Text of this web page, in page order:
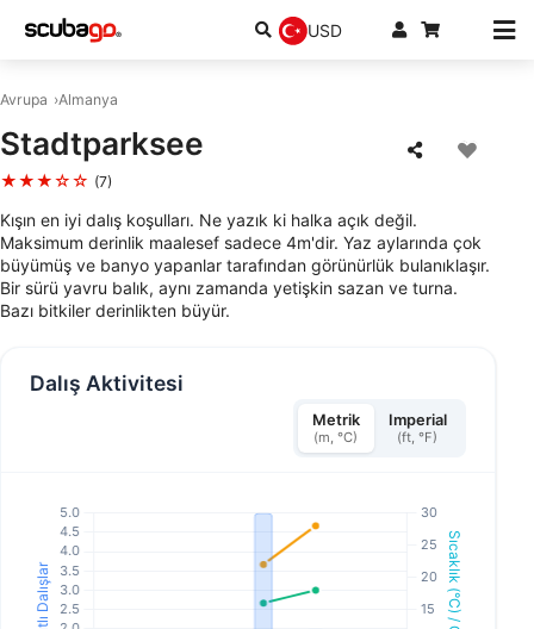
USD
Avrupa Almanya
Stadtparksee
★★★☆☆ (7)
Kışın en iyi dalış koşulları. Ne yazık ki halka açık değil.
Maksimum derinlik maalesef sadece 4m'dir. Yaz aylarında çok
büyümüş ve banyo yapanlar tarafından görünürlük bulanıklaşır.
Bir sürü yavru balık, aynı zamanda yetişkin sazan ve turna.
Bazı bitkiler derinlikten büyür.
Dalış Aktivitesi
Metrik
(m, °C)
Imperial
(ft, °F)